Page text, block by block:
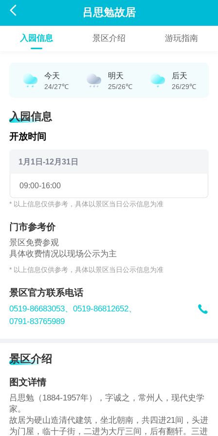
 吕思勉故居
入园信息 景区介绍 游玩指南
今天
24/27℃
明天
25/26℃
后天
26/29℃
入园信息
开放时间
1月1日-12月31日
09:00-16:00
* 以上信息仅供参考，具体以景区当日公示信息为准
门市参考价
景区免费参观
具体收费情况以现场公示为主
* 以上信息仅供参考，具体以景区当日公示信息为准
景区官方联系电话
0519-86683053、0519-86812652、
0791-83765989

景区介绍
图文详情
吕思勉（1884-1957年），字诚之，常州人，现代史学
家。
故居为硬山造清代建筑，坐北朝南，共四进21间，头进
为门屋，临十子街，二进为大厅三间，后有翻轩。三进